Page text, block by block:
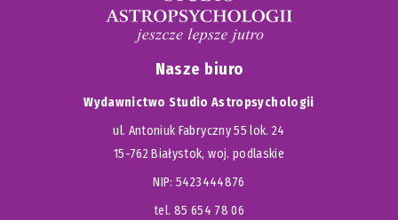
Nasze biuro
Wydawnictwo Studio Astropsychologii
ul. Antoniuk Fabryczny 55 lok. 24
15-762 Białystok, woj. podlaskie
NIP: 5423444876
tel. 85 654 78 06